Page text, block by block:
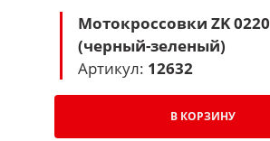
Мотокроссовки ZK 0220
(черный-зеленый)
Артикул: 12632
В КОРЗИНУ